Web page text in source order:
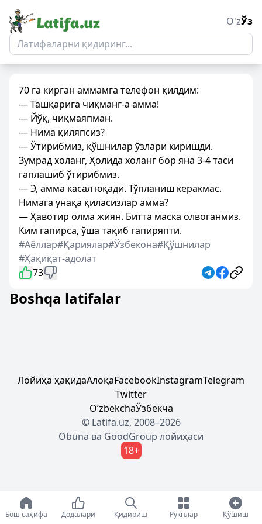
O'zЎз
70 га кирган аммамга телефон қилдим:
— Ташқарига чиқманг-а амма!
— Йўқ, чиқмаяпман.
— Нима қиляпсиз?
— Ўтирибмиз, қўшнилар ўзлари киришди.
Зумрад холанг, Ҳолида холанг бор яна 3-4 таси
гаплашиб ўтирибмиз.
— Э, амма касал юқади. Тўпланиш керакмас.
Нимага унақа қиласизлар амма?
— Ҳавотир олма жиян. Битта маска олвоганмиз.
Ким гапирса, ўша тақиб гапиряпти.
#Аёллар#Қариялар#Ўзбекона#Қўшнилар
#Ҳақиқат-адолат
73
Boshqa latifalar
Лойиҳа ҳақидаАлоқаFacebookInstagramTelegram
Twitter
OʼzbekchaЎзбекча
© Latifa.uz, 2008–2026
Obuna ва GoodGroup лойиҳаси
18+
Бош саҳифа Додалари Қидириш Рукнлар Қўшиш